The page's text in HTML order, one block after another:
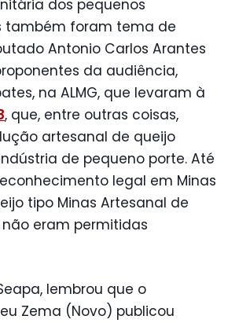
dos pequenos
também foram tema de
Antonio Carlos Arantes
da audiência,
na ALMG, que levaram à
, que, entre outras coisas,
artesanal de queijo
de pequeno porte. Até
legal em Minas
tipo Minas Artesanal de
eram permitidas
lembrou que o
Zema (Novo) publicou